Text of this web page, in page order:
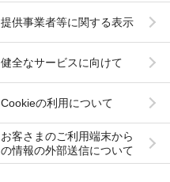
提供事業者等に関する表示
健全なサービスに向けて
Cookieの利用について
お客さまのご利用端末から
の情報の外部送信について